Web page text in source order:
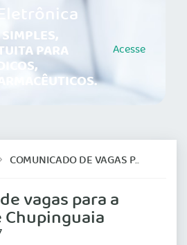
PARA Acesse
COMUNICADO DE VAGAS PARA A PREFEITURA DE CHUPINGUAIA
vagas para a